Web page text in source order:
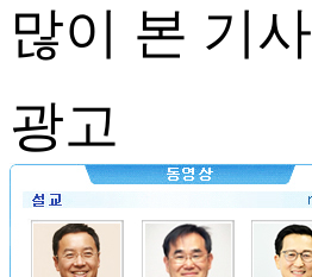
많이 본 기사
광고